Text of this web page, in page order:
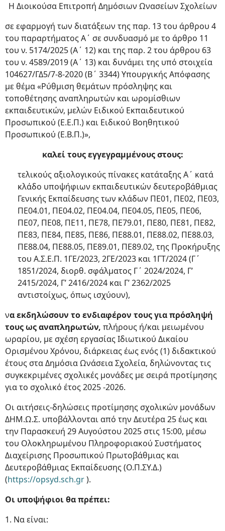
Η Διοικούσα Επιτροπή Δημόσιων Ωνασείων Σχολείων
σε εφαρμογή των διατάξεων της παρ. 13 του άρθρου 4
του παραρτήματος Α΄ σε συνδυασμό με το άρθρο 11
του ν. 5174/2025 (A΄ 12) και της παρ. 2 του άρθρου 63
του ν. 4589/2019 (Α΄ 13) και δυνάμει της υπό στοιχεία
104627/ΓΔ5/7-8-2020 (Β΄ 3344) Υπουργικής Απόφασης
με θέμα «Ρύθμιση θεμάτων πρόσληψης και
τοποθέτησης αναπληρωτών και ωρομίσθιων
εκπαιδευτικών, μελών Ειδικού Εκπαιδευτικού
Προσωπικού (Ε.Ε.Π.) και Ειδικού Βοηθητικού
Προσωπικού (Ε.Β.Π.)»,
καλεί τους εγγεγραμμένους στους:
τελικούς αξιολογικούς πίνακες κατάταξης Α΄ κατά
κλάδο υποψήφιων εκπαιδευτικών δευτεροβάθμιας
Γενικής Εκπαίδευσης των κλάδων ΠΕ01, ΠΕ02, ΠΕ03,
ΠΕ04.01, ΠΕ04.02, ΠΕ04.04, ΠΕ04.05, ΠΕ05, ΠΕ06,
ΠΕ07, ΠΕ08, ΠΕ11, ΠΕ78, ΠΕ79.01, ΠΕ80, ΠΕ81, ΠΕ82,
ΠΕ83, ΠΕ84, ΠΕ85, ΠΕ86, ΠΕ88.01, ΠΕ88.02, ΠΕ88.03,
ΠΕ88.04, ΠΕ88.05, ΠΕ89.01, ΠΕ89.02, της Προκήρυξης
του Α.Σ.Ε.Π. 1ΓΕ/2023, 2ΓΕ/2023 και 1ΓΤ/2024 (Γ΄
1851/2024, διορθ. σφάλματος Γ΄ 2024/2024, Γ’
2415/2024, Γ’ 2416/2024 και Γ’ 2362/2025
αντιστοίχως, όπως ισχύουν),
να εκδηλώσουν το ενδιαφέρον τους για πρόσληψή
τους ως αναπληρωτών, πλήρους ή/και μειωμένου
ωραρίου, με σχέση εργασίας Ιδιωτικού Δικαίου
Ορισμένου Χρόνου, διάρκειας έως ενός (1) διδακτικού
έτους στα Δημόσια Ωνάσεια Σχολεία, δηλώνοντας τις
συγκεκριμένες σχολικές μονάδες με σειρά προτίμησης
για το σχολικό έτος 2025 -2026.
Οι αιτήσεις-δηλώσεις προτίμησης σχολικών μονάδων
ΔΗΜ.Ω.Σ. υποβάλλονται από την Δευτέρα 25 έως και
την Παρασκευή 29 Αυγούστου 2025 στις 15:00, μέσω
του Ολοκληρωμένου Πληροφοριακού Συστήματος
Διαχείρισης Προσωπικού Πρωτοβάθμιας και
Δευτεροβάθμιας Εκπαίδευσης (Ο.Π.ΣΥ.Δ.)
(https://opsyd.sch.gr).
Οι υποψήφιοι θα πρέπει:
1. Να είναι: